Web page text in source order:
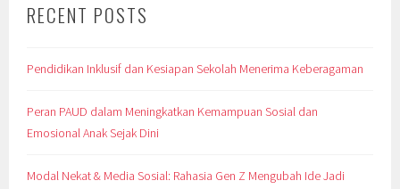
RECENT POSTS
Pendidikan Inklusif dan Kesiapan Sekolah Menerima Keberagaman
Peran PAUD dalam Meningkatkan Kemampuan Sosial dan
Emosional Anak Sejak Dini
Modal Nekat & Media Sosial: Rahasia Gen Z Mengubah Ide Jadi